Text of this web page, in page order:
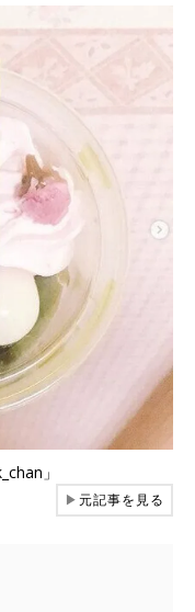
」
▶元記事を見る